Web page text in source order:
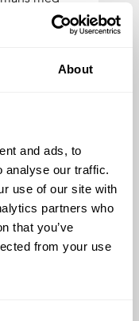
About
and ads, to
analyse our traffic.
use of our site with
partners who
that you’ve
from your use
på taket